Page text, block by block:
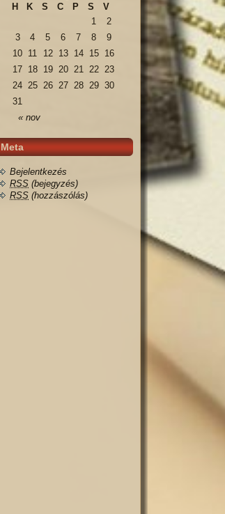
H
K S C P S V
« nov
1
2
3
4 5 6 7 8
9
10 11 12 13 14 15
16
17 18 19 20 21 22 23
24 25 26 27 28 29 30
31
Meta
Bejelentkezés
RSS (bejegyzés)
RSS (hozzászólás)